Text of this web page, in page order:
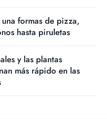
una formas de pizza,
hasta piruletas
y las plantas
más rápido en las